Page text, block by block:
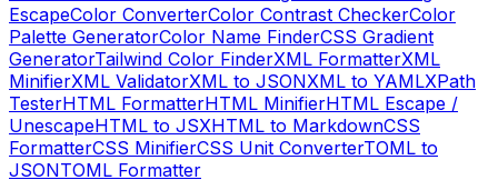
EscapeColor ConverterColor Contrast CheckerColor
Palette GeneratorColor Name FinderCSS Gradient
GeneratorTailwind Color FinderXML FormatterXML
MinifierXML ValidatorXML to JSONXML to YAMLXPath
TesterHTML FormatterHTML MinifierHTML Escape /
UnescapeHTML to JSXHTML to MarkdownCSS
FormatterCSS MinifierCSS Unit ConverterTOML to
JSONTOML Formatter